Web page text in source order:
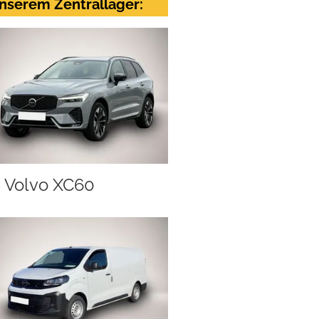
Zentrallager:
Volvo XC60